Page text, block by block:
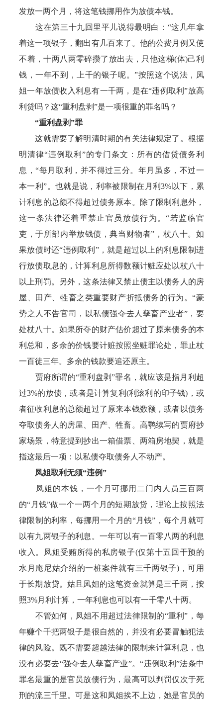
发放一两个月，将这笔钱挪用作为放债本钱。
这在第三十九回里平儿说得最明白：“这几年拿
着这一项银子，翻出有几百来了。他的公费月例又使
不着，十两八两零碎攒了放出去，只他这梯(体)己利
钱，一年不到，上千的银子呢。”按照这个说法，凤
姐一年放债收入利息有一千两，是在“违例取利”放高
利贷吗？这“重利盘剥”是一项很重的罪名吗？
“重利盘剥”罪
这就需要了解明清时期的有关法律规定了。根据
明清律“违例取利”的专门条文：所有的借贷债务利
息，“每月取利，并不得过三分。年月虽多，不过一
本一利”。也就是说，利率被限制在月利3%以下，累
计利息的总额不得超过债务原本。除了限制利息外，
这一条法律还着重禁止官员放债行为。“若监临官
吏，于所部内举放钱债，典当财物者”，杖八十。如
果放债时还“违例取利”，就是超过以上的利息限制进
行放债取息的，计算利息所得数额计赃应处以杖八十
以上刑罚。另外，这条法律又禁止债主以债务人的房
屋、田产、牲畜之类重要财产折抵债务的行为。“豪
势之人不告官司，以私债强夺去人孳畜产业者”，要
处杖八十。如果所夺的财产估价超过了原来债务的本
利总和，多余的价钱要计赃按照坐赃罪论处，罪止杖
一百徒三年。多余的钱款要追还原主。
贾府所谓的“重利盘剥”罪名，就应该是指月利超
过3%的放债，或者是计算复利(利滚利的印子钱)，或
者征收利息的总额超过了原来本钱数额，或者以债务
夺取债务人的房屋、田产、牲畜。高鹗续写的贾府抄
家场景，特意提到抄出一箱借票、两箱房地契，就是
指这最后一项：以私债夺取债务人不动产。
凤姐取利无须“违例”
凤姐的本钱，一个月可挪用二门内人员三百两
的“月钱”做一个一两个月的短期放贷，理论上按照法
律限制的利率，每挪用一个月的“月钱”，每个月就可
以有九两银子的利息。一年可以有一百零八两的利息
收入。凤姐受贿所得的私房银子(仅第十五回干预的
水月庵尼姑介绍的一桩案件就有三千两银子)，可用
于长期放贷。姑且凤姐的这笔资金就算是三千两，按
照3%月利计算，一年利息也可以有一千零八十两。
不管如何，凤姐不用超过法律限制的“重利”，每
年赚个千把两银子是很自然的，并没有必要冒触犯法
律的风险。既不需要超越法律的限制来计算利息，也
没有必要去“强夺去人孳畜产业”。“违例取利”法条中
罪名最重的是官员放债行为，最高可以判罚仅次于死
刑的流三千里。可是这和凤姐挨不上边，她是官员的